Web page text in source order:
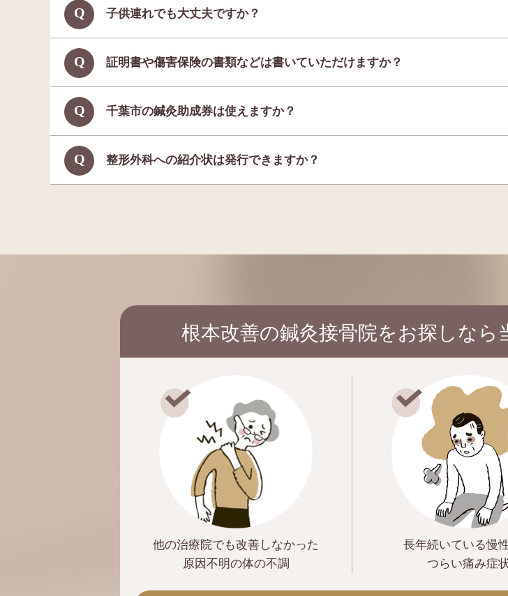
子供連れでも大丈夫ですか？
証明書や傷害保険の書類などは書いていただけますか？
千葉市の鍼灸助成券は使えますか？
整形外科への紹介状は発行できますか？
根本改善の鍼灸接骨院をお探しなら
他の治療院でも改善しなかった
原因不明の体の不調
長年続いている慢
つらい痛み症